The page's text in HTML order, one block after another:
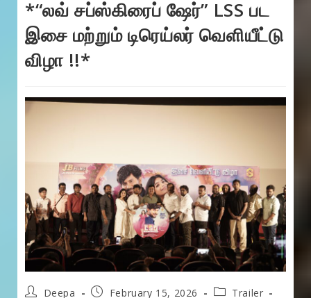
*“லவ் சப்ஸ்கிரைப் ஷேர்” LSS பட
இசை மற்றும் டிரெய்லர் வெளியீட்டு
விழா !!*
PostDeepa
PostFebruary 15, 2026
PostTrailer